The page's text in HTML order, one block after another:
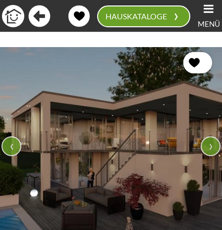
HAUSKATALOGE › MENÜ
‹ ›